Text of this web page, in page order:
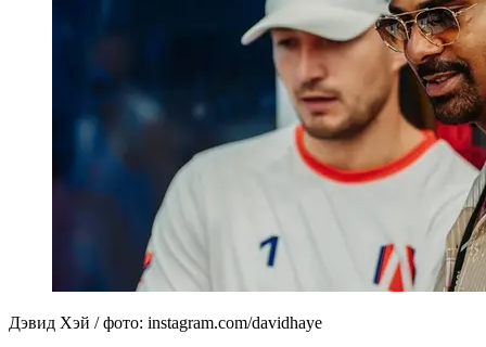
Дэвид Хэй / фото: instagram.com/davidhaye